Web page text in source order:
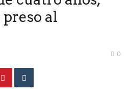
al
0